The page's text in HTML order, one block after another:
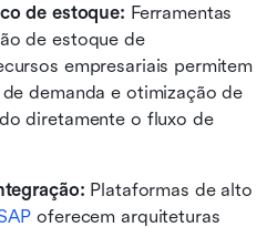
de estoque: Ferramentas
de estoque de
empresariais permitem
demanda e otimização de
diretamente o fluxo de
Plataformas de alto
oferecem arquiteturas